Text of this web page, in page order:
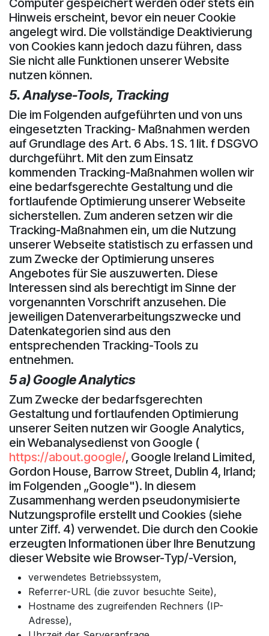
Hinweis erscheint, bevor ein neuer Cookie
angelegt wird. Die vollständige Deaktivierung
von Cookies kann jedoch dazu führen, dass
Sie nicht alle Funktionen unserer Website
nutzen können.
5. Analyse-Tools, Tracking
Die im Folgenden aufgeführten und von uns
eingesetzten Tracking- Maßnahmen werden
auf Grundlage des Art. 6 Abs. 1 S. 1 lit. f DSGVO
durchgeführt. Mit den zum Einsatz
kommenden Tracking-Maßnahmen wollen wir
eine bedarfsgerechte Gestaltung und die
fortlaufende Optimierung unserer Webseite
sicherstellen. Zum anderen setzen wir die
Tracking-Maßnahmen ein, um die Nutzung
unserer Webseite statistisch zu erfassen und
zum Zwecke der Optimierung unseres
Angebotes für Sie auszuwerten. Diese
Interessen sind als berechtigt im Sinne der
vorgenannten Vorschrift anzusehen. Die
jeweiligen Datenverarbeitungszwecke und
Datenkategorien sind aus den
entsprechenden Tracking-Tools zu
entnehmen.
5 a) Google Analytics
Zum Zwecke der bedarfsgerechten
Gestaltung und fortlaufenden Optimierung
unserer Seiten nutzen wir Google Analytics,
ein Webanalysedienst von Google (
https://about.google/, Google Ireland Limited,
Gordon House, Barrow Street, Dublin 4, Irland;
im Folgenden „Google"). In diesem
Zusammenhang werden pseudonymisierte
Nutzungsprofile erstellt und Cookies (siehe
unter Ziff. 4) verwendet. Die durch den Cookie
erzeugten Informationen über Ihre Benutzung
dieser Website wie Browser-Typ/-Version,
verwendetes Betriebssystem,
Referrer-URL (die zuvor besuchte Seite),
Hostname des zugreifenden Rechners (IP-
Adresse),